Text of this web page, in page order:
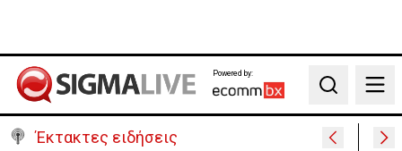
Powered by:
Search
Έκτακτες ειδήσεις